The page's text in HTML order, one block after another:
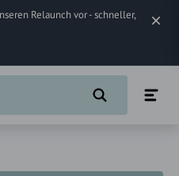
Relaunch vor - schneller,